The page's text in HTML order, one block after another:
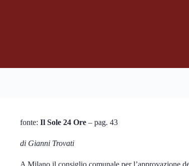
fonte: Il Sole 24 Ore – pag. 43
di Gianni Trovati
A Milano il consiglio comunale per l’approvazione